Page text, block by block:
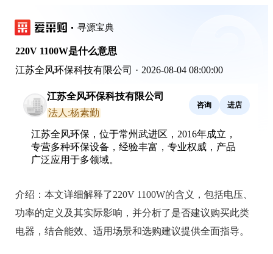
寻源宝典
220V 1100W是什么意思
江苏全风环保科技有限公司 · 2026-08-04 08:00:00
江苏全风环保科技有限公司
法人:杨素勤
咨询 进店
江苏全风环保，位于常州武进区，2016年成立，
专营多种环保设备，经验丰富，专业权威，产品
广泛应用于多领域。
介绍： 本文详细解释了220V 1100W的含义，包括电压、
功率的定义及其实际影响，并分析了是否建议购买此类
电器，结合能效、适用场景和选购建议提供全面指导。